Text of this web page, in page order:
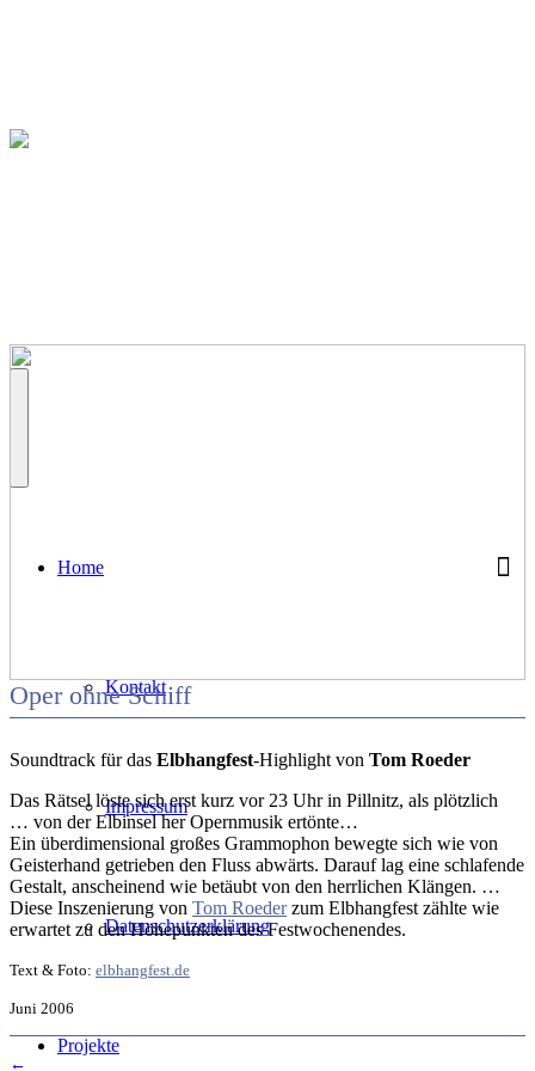
Home
Kontakt
Impressum
Datenschutzerklärung
Projekte
Oper ohne Schiff
Soundtrack für das Elbhangfest-Highlight von Tom Roeder
Das Rätsel löste sich erst kurz vor 23 Uhr in Pillnitz, als plötzlich
… von der Elbinsel her Opernmusik ertönte…
Ein überdimensional großes Grammophon bewegte sich wie von
Geisterhand getrieben den Fluss abwärts. Darauf lag eine schlafende
Gestalt, anscheinend wie betäubt von den herrlichen Klängen. …
Diese Inszenierung von Tom Roederzum Elbhangfest zählte wie
erwartet zu den Höhepunkten des Festwochenendes.
Text & Foto: elbhangfest.de
Juni 2006
←